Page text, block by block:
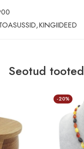
,KINGIIDEED
Seotud tooted
-20%